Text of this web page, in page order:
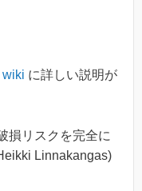
wiki に詳しい説明が
損リスクを完全に
Linnakangas)